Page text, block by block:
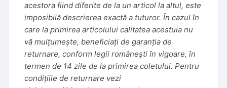
acestora fiind diferite de la un articol la altul, este
imposibilă descrierea exactă a tuturor. În cazul în
care la primirea articolului calitatea acestuia nu
vă mulțumește, beneficiați de garanția de
returnare, conform legii românești în vigoare, în
termen de 14 zile de la primirea coletului. Pentru
condițiile de returnare vezi